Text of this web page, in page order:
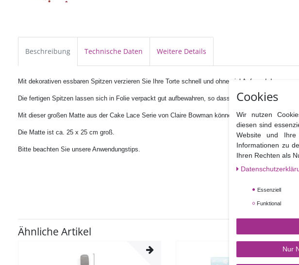
Beschreibung Technische Daten Weitere Details
Mit dekorativen essbaren Spitzen verzieren Sie Ihre Torte schnell und ohne viel Aufwand. In
Die fertigen Spitzen lassen sich in Folie verpackt gut aufbewahren, so dass Sie die Dekore schon
Mit dieser großen Matte aus der Cake Lace Serie von Claire Bowman können Sie im
Die Matte ist ca. 25 x 25 cm groß.
Bitte beachten Sie unsere Anwendungstips.
Ähnliche Artikel
Cookies
Wir nutzen
diesen sind
Website und Ihre
Informationen zu
Ihren Rechten als
Essenziell
Funktional
Nur